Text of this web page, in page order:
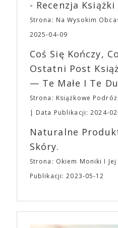
roli. Twórca kultowych
„Midsommar. W biały
osobisty film, który
się z widzami swoimi
„Bo się boi” w kinach od
napoje oraz drobne
planujemy Strefę
fantastycznego czasu
EXPO XXI!
- Recenzja Książki
Strona: Na Wysokim
2025-04-09
Coś Się Kończy,
Ostatni Post
— Te Małe I Te
Strona: Książkowe
Data Publikacji: 2024-
Naturalne
Skóry.
Strona: Okiem Moniki I
Publikacji: 2023-05-12